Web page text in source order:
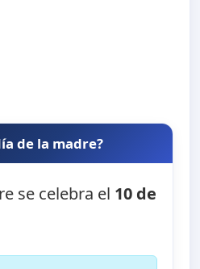
de la madre?
se celebra el 10 de